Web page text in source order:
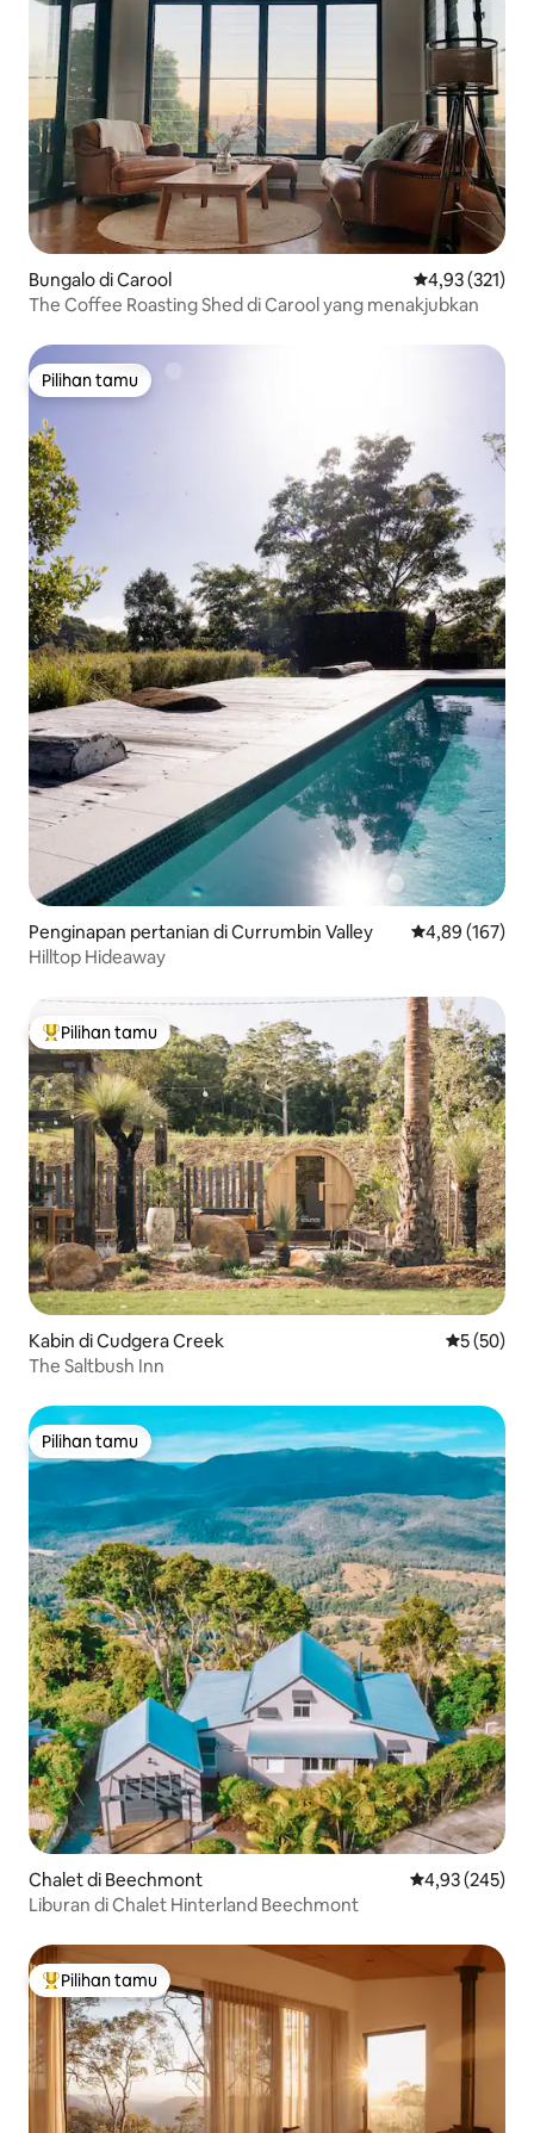
Bungalo di Carool Nilai rata-rata
4,93 (321)
The Coffee Roasting Shed di Carool yang menakjubkan
Pilihan tamu
Pilihan tamu
Penginapan pertanian di Currumbin Valley Nilai rata-rata
4,89 (167)
Hilltop Hideaway
Pilihan tamu terpopuler
Pilihan tamu
Kabin di Cudgera Creek Nilai rata-
5 (50)
The Saltbush Inn
Pilihan tamu
Pilihan tamu
Chalet di Beechmont Nilai rata-rata
4,93 (245)
Liburan di Chalet Hinterland Beechmont
Pilihan tamu terpopuler
Pilihan tamu